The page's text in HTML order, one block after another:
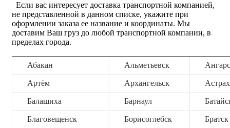
Если вас интересует доставка транспортной компанией,
не представленной в данном списке, укажите при
оформлении заказа ее название и координаты. Мы
доставим Ваш груз до любой транспортной компании, в
пределах города.
Абакан Альметьевск
Артём Архангельск
Балашиха Барнаул
Благовещенск Борисоглебск Братск